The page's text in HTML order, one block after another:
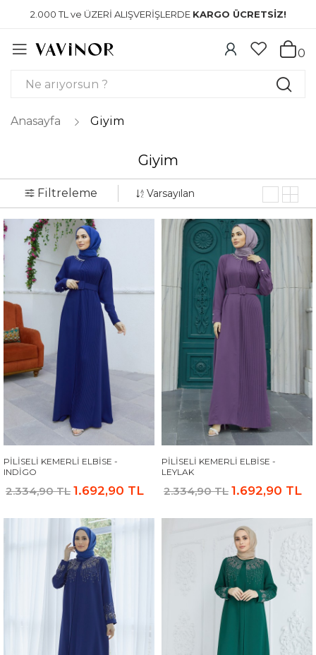
2.000 TL ve ÜZERİ ALIŞVERİŞLERDE KARGO ÜCRETSİZ!
0
Anasayfa Giyim
Giyim
Filtreleme
PILISELI KEMERLI ELBISE -
INDIGO
2.334,90 TL 1.692,90 TL
PILISELI KEMERLI ELBISE -
LEYLAK
2.334,90 TL 1.692,90 TL